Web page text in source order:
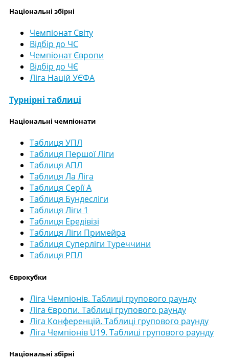
Національні збірні
Чемпіонат Світу
Відбір до ЧС
Чемпіонат Європи
Відбір до ЧЄ
Ліга Націй УЄФА
Турнірні таблиці
Національні чемпіонати
Таблиця УПЛ
Таблиця Першої Ліги
Таблиця АПЛ
Таблиця Ла Ліга
Таблиця Серії А
Таблиця Бундесліги
Таблиця Ліги 1
Таблиця Ередівізі
Таблиця Ліги Примейра
Таблиця Суперліги Туреччини
Таблиця РПЛ
Єврокубки
Ліга Чемпіонів. Таблиці групового раунду
Ліга Європи. Таблиці групового раунду
Ліга Конференцій. Таблиці групового раунду
Ліга Чемпіонів U19. Таблиці групового раунду
Національні збірні